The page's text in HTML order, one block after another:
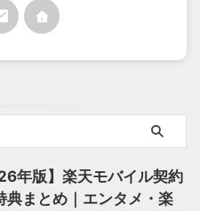
年版】楽天モバイル契約
典まとめ｜エンタメ・楽